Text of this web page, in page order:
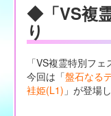
◆「VS複
り
「VS複霊特別フ
今回は「盤石なる
袿姫(L1) 」が登場